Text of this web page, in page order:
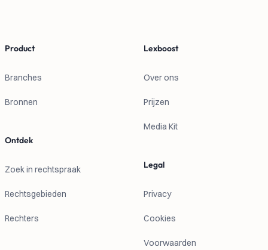
Product
Branches
Bronnen
Ontdek
Zoek in rechtspraak
Rechtsgebieden
Rechters
Lexboost
Over ons
Prijzen
Media Kit
Legal
Privacy
Cookies
Voorwaarden